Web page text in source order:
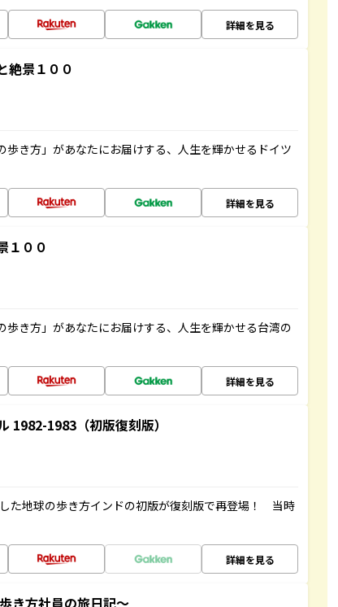
詳細を見る
絶景１００
き方」があなたにお届けする、人生を輝かせるドイツ
詳細を見る
１００
き方」があなたにお届けする、人生を輝かせる台湾の
詳細を見る
1982-1983（初版復刻版）
た地球の歩き方インドの初版が復刻版で再登場！ 当時
詳細を見る
き方社員の旅日記～